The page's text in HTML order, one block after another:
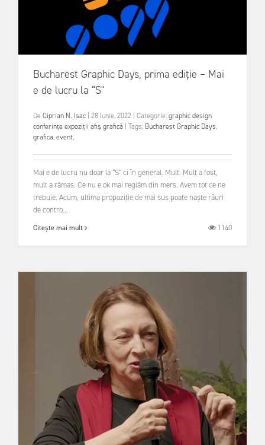
Bucharest Graphic Days, prima ediție – Mai
e de lucru la “S"
De Ciprian N. Isac 28 Iunie, 2022 Categorie:graphic design
conferințe expoziții afiș grafică Tags: Bucharest Graphic Days,
grafica,event,
Mai e de lucru nu doar la “S” ci în general. Mult. Mult a fost,
mult a rămas. Ce nu e ok mai reglăm din mers. Avem tot ce ne
trebuie. Acum, ultima propoziție de mai sus poate naște râuri
de contro...
Citește mai mult 1140